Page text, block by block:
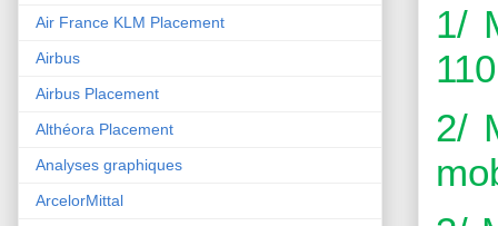
1/
2/
Air France KLM Placement
Airbus
Airbus Placement
Althéora Placement
Analyses graphiques
ArcelorMittal